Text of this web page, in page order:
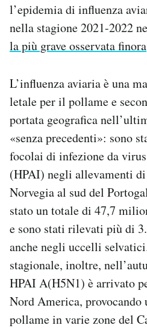
Area Personale
Newsletter
Hai bisogno di aiuto?
Esci
l’epidemia di influenza
nella stagione 2021-2022
la più grave osservata finora
L’influenza aviaria è una
letale per il pollame e
portata geografica
«senza precedenti»: sono
focolai di infezione da
(HPAI) negli allevamenti
Norvegia al sud del
stato un totale di 47,7
e sono stati rilevati più di
anche negli uccelli
stagionale, inoltre,
HPAI A(H5N1) è arrivato
Nord America, provocando
pollame in varie zone del